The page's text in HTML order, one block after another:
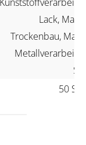
Lack,
Trockenbau,
50